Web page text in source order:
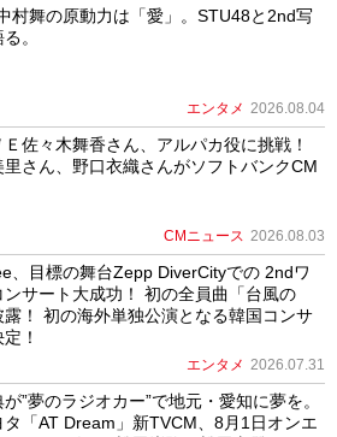
村舞の原動力は「愛」。STU48と2nd写
。
エンタメ 2026.08.04
Ｅ佐々木舞香さん、アルパカ役に挑戦！
里さん、野口衣織さんがソフトバンクCM
CMニュース 2026.08.03
、目標の舞台Zepp DiverCityでの 2ndワ
ンサート大成功！ 初の全員曲「台風の
露！ 初の海外単独公演となる韓国コンサ
！
エンタメ 2026.07.31
”夢のラジオカー”で地元・愛知に夢を。
タ「AT Dream」新TVCM、8月1日オンエ